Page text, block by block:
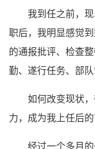
我到任之前，
职后，我明显感觉
的通报批评、检查
勤、遂行任务、部
如何改变现状
力，成为我上任后的
经过一个多月